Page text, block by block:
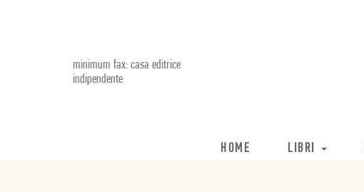
minimum fax: casa editrice
indipendente
HOME LIBRI